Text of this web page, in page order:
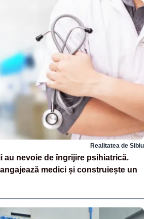
Realitatea de Sibiu
au nevoie de îngrijire psihiatrică.
medici și construiește un